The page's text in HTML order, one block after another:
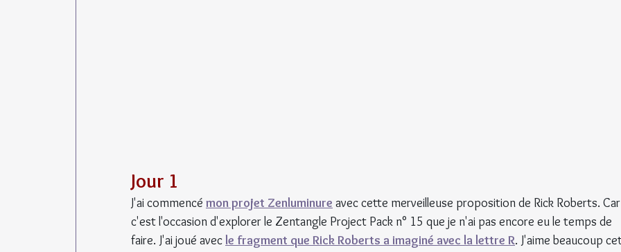
Jour 1
J'ai commencé mon projet Zenluminure avec cette merveilleuse proposition de Rick Roberts.
c'est l'occasion d'explorer le Zentangle Project Pack n° 15 que je n'ai pas encore eu le temps de
faire. J'ai joué avec le fragment que Rick Roberts a imaginé avec la lettre R. J'aime beaucoup